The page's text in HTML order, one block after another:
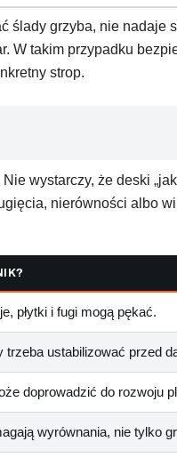
ślady grzyba, nie nadaje
W takim przypadku
strop.
wystarczy, że deski
nierówności albo
płytki i fugi mogą pękać.
trzeba ustabilizować przed
doprowadzić do rozwoju
wyrównania, nie tylko